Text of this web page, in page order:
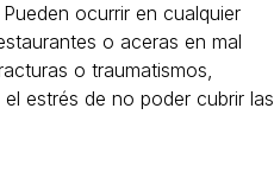
ocurrir en cualquier
o aceras en mal
o traumatismos,
estrés de no poder cubrir las